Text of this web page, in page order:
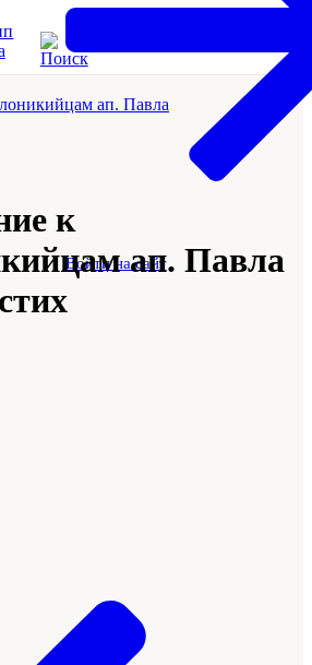
Войти на сайт
ап. Павла
к
ап. Павла